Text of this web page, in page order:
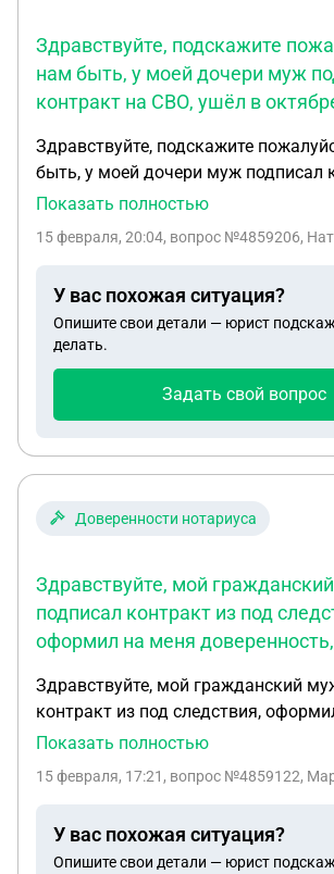
Здравствуйте, подскажите
нам быть, у моей дочери муж
контракт на СВО, ушёл в
Здравствуйте, подскажите
быть, у моей дочери муж подписал
СВО, ушёл в октябре, последний раз
СОЧ выплат дочь не каких не
нам делать
Показать полностью
15 февраля, 20:04, вопрос №4859206,
У вас похожая ситуация?
Опишите свои детали — юрист
делать.
Задать свой вопрос
Доверенности нотариуса
Здравствуйте, мой
подписал контракт из под
оформил на меня
Здравствуйте, мой гражданский
контракт из под следствия,
доверенность, но мне её не выдали,
про неё, имею ли я какие нибудь права на
Показать полностью
15 февраля, 17:21 , вопрос №4859122,
У вас похожая ситуация?
Опишите свои детали — юрист